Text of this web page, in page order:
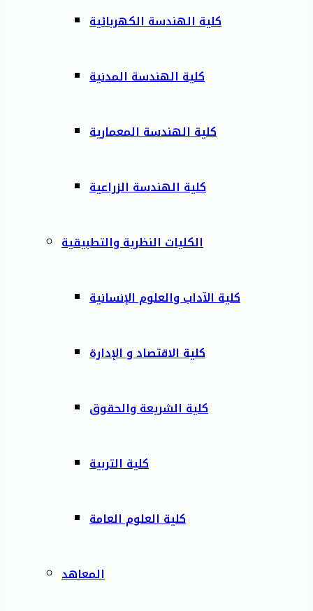
كلية الهندسة الكهربائية
كلية الهندسة المدنية
كلية الهندسة المعمارية
كلية الهندسة الزراعية
الكليات النظرية والتطبيقية
كلية الآداب والعلوم الإنسانية
كلية الاقتصاد و الإدارة
كلية الشريعة والحقوق
كلية التربية
كلية العلوم العامة
المعاهد